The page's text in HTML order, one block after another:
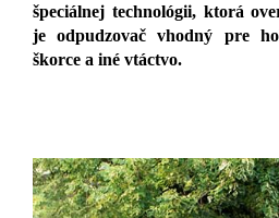
špeciálnej technológii, ktorá
je odpudzovač vhodný pre
škorce a iné vtáctvo.